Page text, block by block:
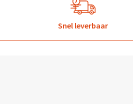
Snel leverbaar